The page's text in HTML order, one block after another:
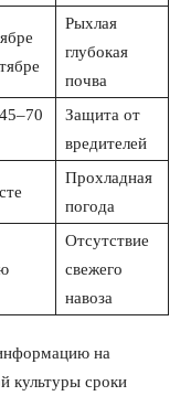
Рыхлая
глубокая
почва
Защита от
вредителей
Прохладная
погода
Отсутствие
свежего
навоза
на
культуры сроки